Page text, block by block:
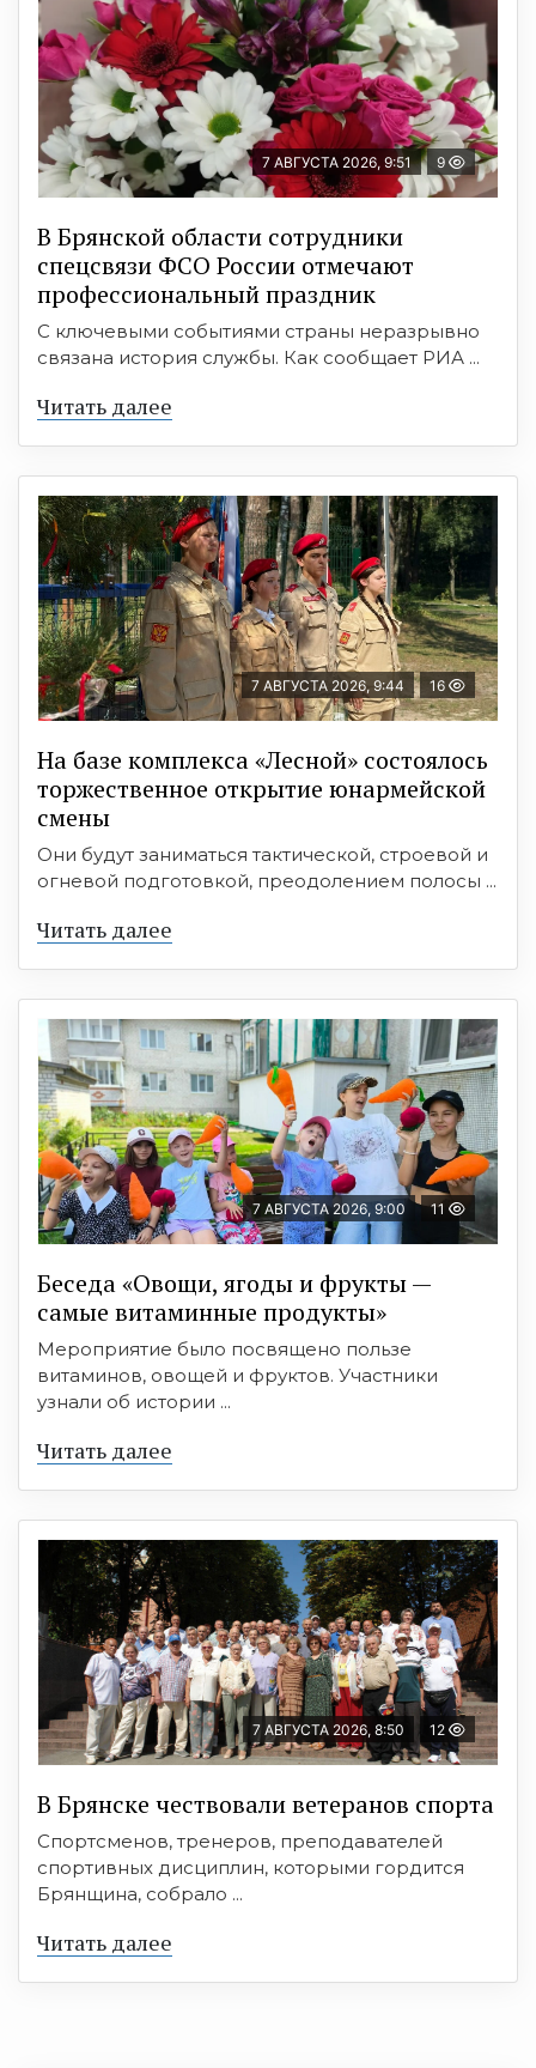
7 АВГУСТА 2026, 9:51 9
В Брянской области сотрудники
спецсвязи ФСО России отмечают
профессиональный праздник
С ключевыми событиями страны неразрывно
связана история службы. Как сообщает РИА ...
Читать далее
7 АВГУСТА 2026, 9:44 16
На базе комплекса «Лесной» состоялось
торжественное открытие юнармейской
смены
Они будут заниматься тактической, строевой и
огневой подготовкой, преодолением полосы ...
Читать далее
7 АВГУСТА 2026, 9:00 11
Беседа «Овощи, ягоды и фрукты —
самые витаминные продукты»
Мероприятие было посвящено пользе
витаминов, овощей и фруктов. Участники
узнали об истории ...
Читать далее
7 АВГУСТА 2026, 8:50 12
В Брянске чествовали ветеранов спорта
Спортсменов, тренеров, преподавателей
спортивных дисциплин, которыми гордится
Брянщина, собрало ...
Читать далее